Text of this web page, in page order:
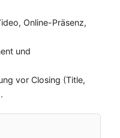
Online-Präsenz,
und
vor Closing (Title,